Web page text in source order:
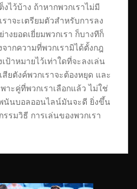
ไว้บ้าง ถ้าหากพวกเราไม่มี
าจะเตรียมตัวสำหรับการลง
งยอดเยี่ยมพวกเรา ก็บางทีก็
ากความที่พวกเรามิได้ตั้งกฎ
ป้าหมายไว้เท่าใดที่จะลงเล่น
ยตังค์พวกเราจะต้องหยุด และ
าะคู่ที่พวกเราเลือกแล้ว ไม่ใช่
นันบอลออนไลน์มันจะดี ยิ่งขึ้น
รมวิธี การเล่นของพวกเรา